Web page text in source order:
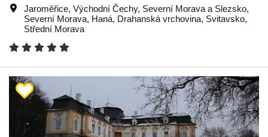
Jaroměřice, Východní Čechy, Severní Morava a Slezsko,
Severní Morava, Haná, Drahanská vrchovina, Svitavsko,
Střední Morava